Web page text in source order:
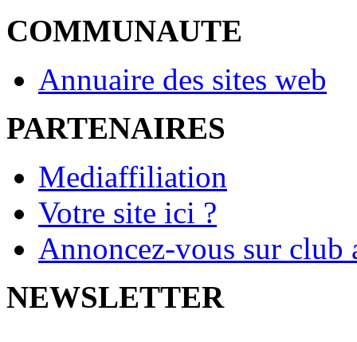
COMMUNAUTE
Annuaire des sites web
PARTENAIRES
Mediaffiliation
Votre site ici ?
Annoncez-vous sur
NEWSLETTER